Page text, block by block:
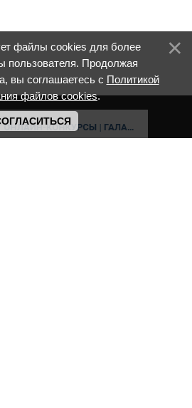
файлы cookies для более
пользователя. Продолжая
вы соглашаетесь с Политикой
файлов cookies.